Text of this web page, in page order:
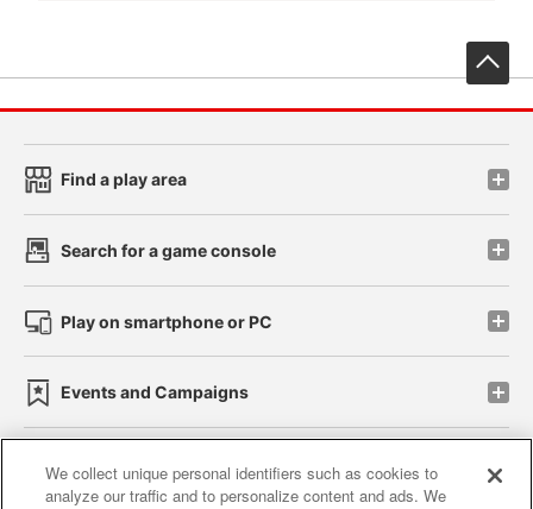
Find a play area
Search for a game console
Play on smartphone or PC
Events and Campaigns
We collect unique personal identifiers such as cookies to
analyze our traffic and to personalize content and ads. We